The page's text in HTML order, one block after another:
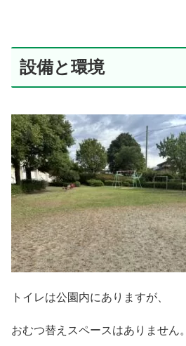
設備と環境
トイレは公園内にありますが、
おむつ替えスペースはありません。